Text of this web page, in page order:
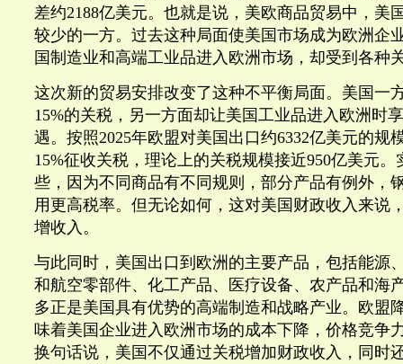
差约2188亿美元。也就是说，美欧商品贸易中，美
较少的一方。过去这种局面使美国市场成为欧洲企
国制造业和高端工业品进入欧洲市场，却受到各种
这次新的贸易安排改变了这种不平衡局面。美国一
15%的关税，另一方面却让美国工业品进入欧洲时
遇。按照2025年欧盟对美国出口约6332亿美元的规
15%征收关税，理论上的关税规模接近950亿美元
些，因为不同商品有不同规则，部分产品有例外，
用更高税率。但无论如何，这对美国财政收入来说
增收入。
与此同时，美国出口到欧洲的主要产品，包括能源
和航空零部件、化工产品、医疗设备、农产品和海
多正是美国具有优势的高端制造和战略产业。欧盟
味着美国企业进入欧洲市场的成本下降，价格竞争
换句话说，美国不仅通过关税增加财政收入，同时